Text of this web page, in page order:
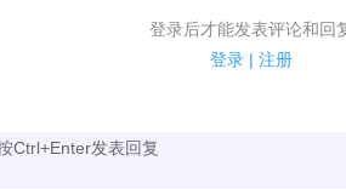
登录后才能发表评论和回
登录 | 注册
新用户可以发表评论了！
Ctrl+Enter发表回复